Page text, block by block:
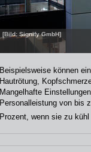
[Bild: Signify GmbH]
Beispielsweise können
Hautrötung,
Mangelhafte
Personalleistung von bis
Prozent, wenn sie zu kühl